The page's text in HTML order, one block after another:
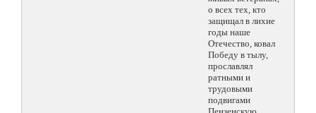
о всех тех, кто
защищал в лихие
годы наше
Отечество, ковал
Победу в тылу,
прославлял
ратными и
трудовыми
подвигами